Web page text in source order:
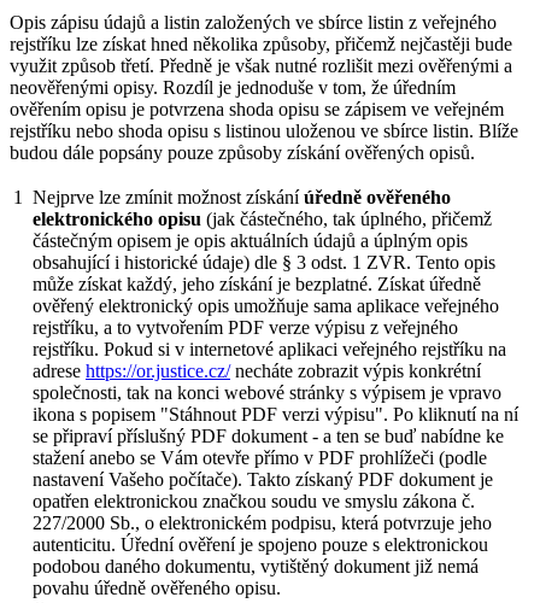
Opis zápisu údajů a listin založených ve sbírce listin z veřejného
rejstříku lze získat hned několika způsoby, přičemž nejčastěji bude
využit způsob třetí. Předně je však nutné rozlišit mezi ověřenými a
neověřenými opisy. Rozdíl je jednoduše v tom, že úředním
ověřením opisu je potvrzena shoda opisu se zápisem ve veřejném
rejstříku nebo shoda opisu s listinou uloženou ve sbírce listin. Blíže
budou dále popsány pouze způsoby získání ověřených opisů.
1 Nejprve lze zmínit možnost získáníúředně ověřeného
elektronického opisu (jak částečného, tak úplného, přičemž
částečným opisem je opis aktuálních údajů a úplným opis
obsahující i historické údaje) dle § 3 odst. 1 ZVR. Tento opis
může získat každý, jeho získání je bezplatné. Získat úředně
ověřený elektronický opis umožňuje sama aplikace veřejného
rejstříku, a to vytvořením PDF verze výpisu z veřejného
rejstříku. Pokud si v internetové aplikaci veřejného rejstříku na
adrese https://or.justice.cz/necháte zobrazit výpis konkrétní
společnosti, tak na konci webové stránky s výpisem je vpravo
ikona s popisem "Stáhnout PDF verzi výpisu". Po kliknutí na ní
se připraví příslušný PDF dokument - a ten se buď nabídne ke
stažení anebo se Vám otevře přímo v PDF prohlížeči (podle
nastavení Vašeho počítače). Takto získaný PDF dokument je
opatřen elektronickou značkou soudu ve smyslu zákona č.
227/2000 Sb., o elektronickém podpisu, která potvrzuje jeho
autenticitu. Úřední ověření je spojeno pouze s elektronickou
podobou daného dokumentu, vytištěný dokument již nemá
povahu úředně ověřeného opisu.